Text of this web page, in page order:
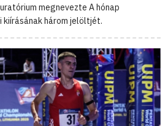
megnevezte A hónap
három jelöltjét.